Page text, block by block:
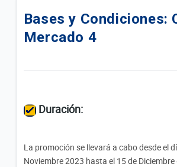
Terminos y Condiciones Reintegro
¿Cuáles son los limites de
Promociones Tigo Money
Bases y Condiciones:
Mercado 4
Duración:
La promoción se llevará a cabo desde el
Noviembre 2023 hasta el 15 de